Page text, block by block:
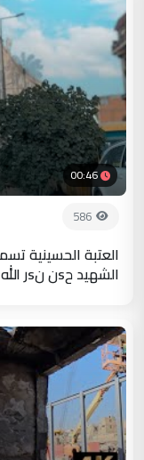
00:46
586
العتبة الحسينية
الشهيد حsن نsر الله